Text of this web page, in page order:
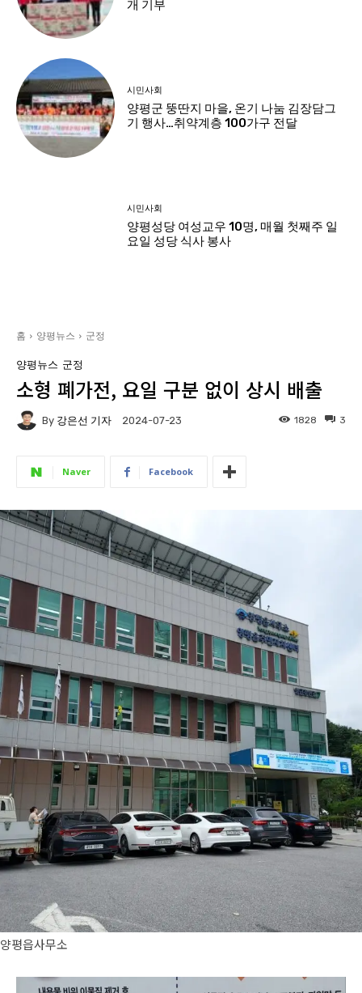
개 기부
시민사회
양평군 뚱딴지 마을, 온기 나눔 김장담그
기 행사…취약계층 100가구 전달
시민사회
양평성당 여성교우 10명, 매월 첫째주 일
요일 성당 식사 봉사